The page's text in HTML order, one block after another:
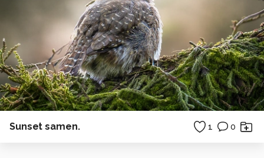
Sunset samen. 1 0